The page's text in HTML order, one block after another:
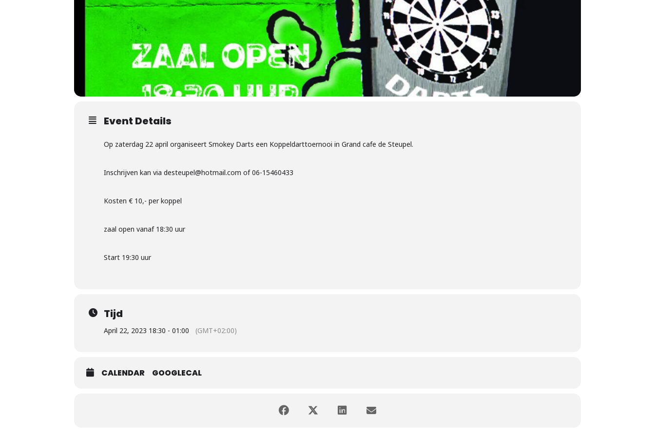
Event Details
Op zaterdag 22 april organiseert Smokey Darts een Koppeldarttoernooi in Grand cafe de Steupel.
Inschrijven kan via desteupel@hotmail.com of 06-15460433
Kosten € 10,- per koppel
zaal open vanaf 18:30 uur
Start 19:30 uur
Tijd
April 22, 2023 18:30 - 01:00 (GMT+02:00)
CALENDAR GOOGLECAL